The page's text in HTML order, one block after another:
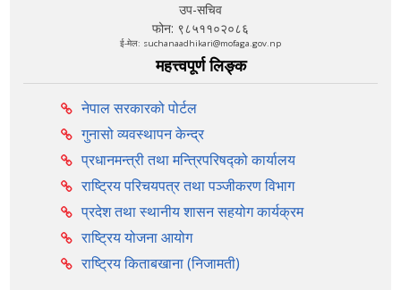
उप-सचिव
फोन: ९८५११०२०८६
ई-मेल: suchanaadhikari@mofaga.gov.np
महत्त्वपूर्ण लिङ्क
नेपाल सरकारको पोर्टल
गुनासो व्यवस्थापन केन्द्र
प्रधानमन्त्री तथा मन्त्रिपरिषद्को कार्यालय
राष्ट्रिय परिचयपत्र तथा पञ्‍जीकरण विभाग
प्रदेश तथा स्थानीय शासन सहयोग कार्यक्रम
राष्ट्रिय योजना आयोग
राष्ट्रिय किताबखाना (निजामती)